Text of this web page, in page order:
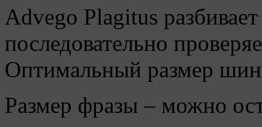
Advego Plagitus
последовательно
Оптимальный размер
Размер фразы – можно